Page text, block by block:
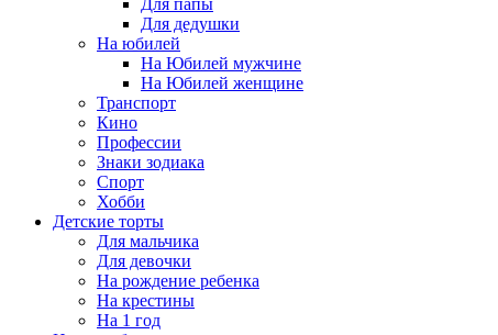
Для папы
Для дедушки
На юбилей
На Юбилей мужчине
На Юбилей женщине
Транспорт
Кино
Профессии
Знаки зодиака
Спорт
Хобби
Детские торты
Для мальчика
Для девочки
На рождение ребенка
На крестины
На 1 год